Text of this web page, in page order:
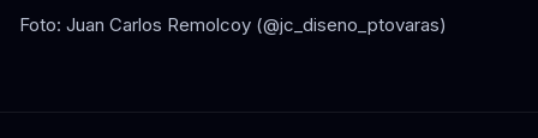
Foto: Juan Carlos Remolcoy (@jc_diseno_ptovaras)